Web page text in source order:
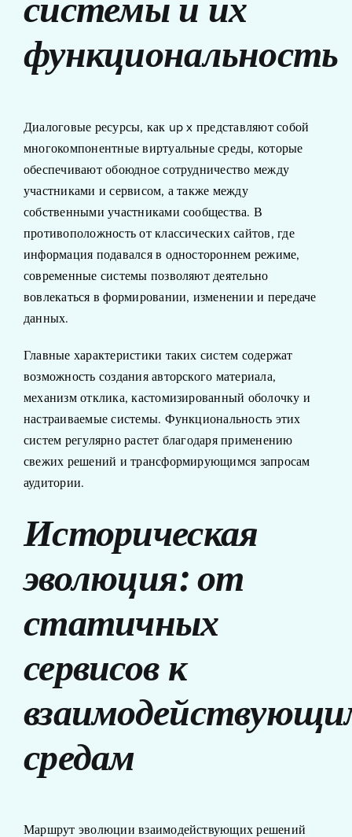
функциональность
Диалоговые ресурсы, как up x представляют собой
многокомпонентные виртуальные среды, которые
обеспечивают обоюдное сотрудничество между
участниками и сервисом, а также между
собственными участниками сообщества. В
противоположность от классических сайтов, где
информация подавался в одностороннем режиме,
современные системы позволяют деятельно
вовлекаться в формировании, изменении и передаче
данных.
Главные характеристики таких систем содержат
возможность создания авторского материала,
механизм отклика, кастомизированный оболочку и
настраиваемые системы. Функциональность этих
систем регулярно растет благодаря применению
свежих решений и трансформирующимся запросам
аудитории.
Историческая
эволюция: от
статичных
сервисов к
средам
Маршрут эволюции взаимодействующих решений